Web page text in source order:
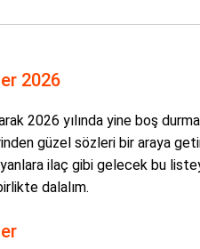
2026
2026 yılında yine boş
güzel sözleri bir araya
ilaç gibi gelecek bu listeyi
dalalım.